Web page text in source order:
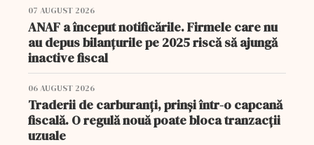
07 AUGUST 2026
ANAF a început notificările. Firmele care nu
au depus bilanțurile pe 2025 riscă să ajungă
inactive fiscal
06 AUGUST 2026
Traderii de carburanți, prinși într-o capcană
fiscală. O regulă nouă poate bloca tranzacții
uzuale